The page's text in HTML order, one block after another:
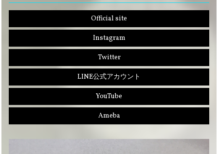
Official site
Instagram
Twitter
LINE公式アカウント
YouTube
Ameba